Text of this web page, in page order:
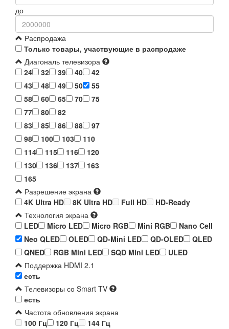
до
Распродажа
Только товары, участвующие в распродаже
Диагональ телевизора
24
32 39 40
42
43
48 49 50
55
58
60 65 70
75
77
80
82
83
85 86 88
97
98
100 103
110
114
115 116
120
130
136 137
163
165
Разрешение экрана
4K Ultra HD
8K Ultra HD Full HD
HD-Ready
Технология экрана
LED
Micro LED Micro RGB Mini RGB
Nano Cell
Neo QLED
OLED QD-Mini LED QD-OLED
QLED
QNED
RGB Mini LED SQD Mini LED
ULED
Поддержка HDMI 2.1
есть
Телевизоры со Smart TV
есть
Частота обновления экрана
100 Гц
120 Гц
144 Гц